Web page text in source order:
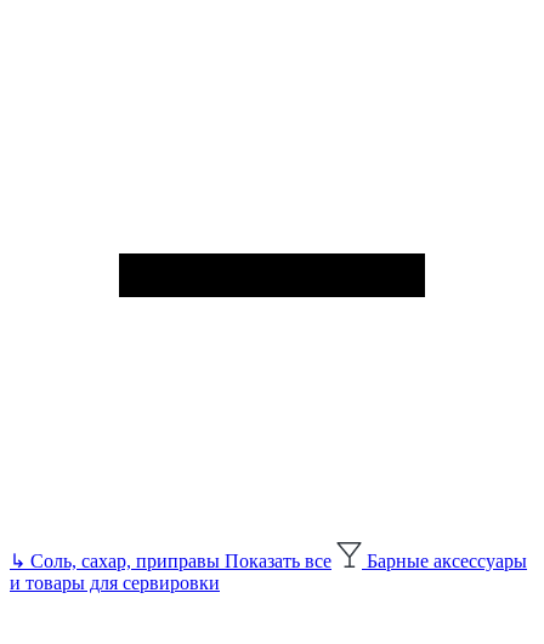
↳ Соль, сахар, приправы Показать все
Барные аксессуары
и товары для сервировки